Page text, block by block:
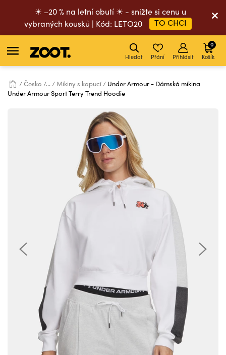
☀ –20 % na letní obutí ☀ - snižte si cenu u
vybraných kousků | Kód: LETO20
TO CHCI
Hledat Přání Přihlásit Košík
0
Česko ... Mikiny s kapucí
Under Armour - Dámská mikina
Under Armour Sport Terry Trend Hoodie